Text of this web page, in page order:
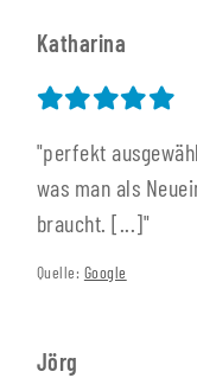
Katharina
"perfekt
was man als
braucht. [...]"
Quelle: Google
Jörg